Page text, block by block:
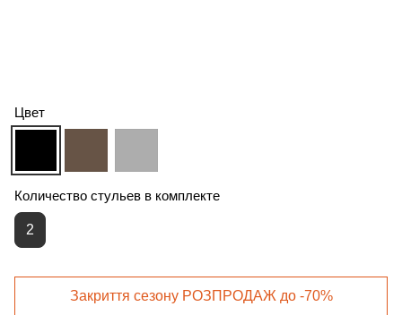
Цвет
Количество стульев в комплекте
2
Закриття сезону РОЗПРОДАЖ до -70%